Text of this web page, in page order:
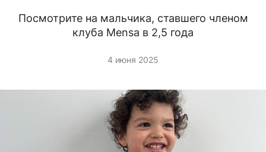
Посмотрите на мальчика, ставшего членом
клуба Mensa в 2,5 года
4 июня 2025